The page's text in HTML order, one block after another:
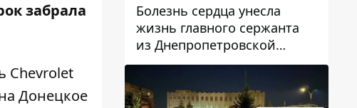
забрала
Chevrolet
Донецкое
Болезнь сердца унесла
жизнь главного сержанта
из Днепропетровской
области Юрия Свистуна